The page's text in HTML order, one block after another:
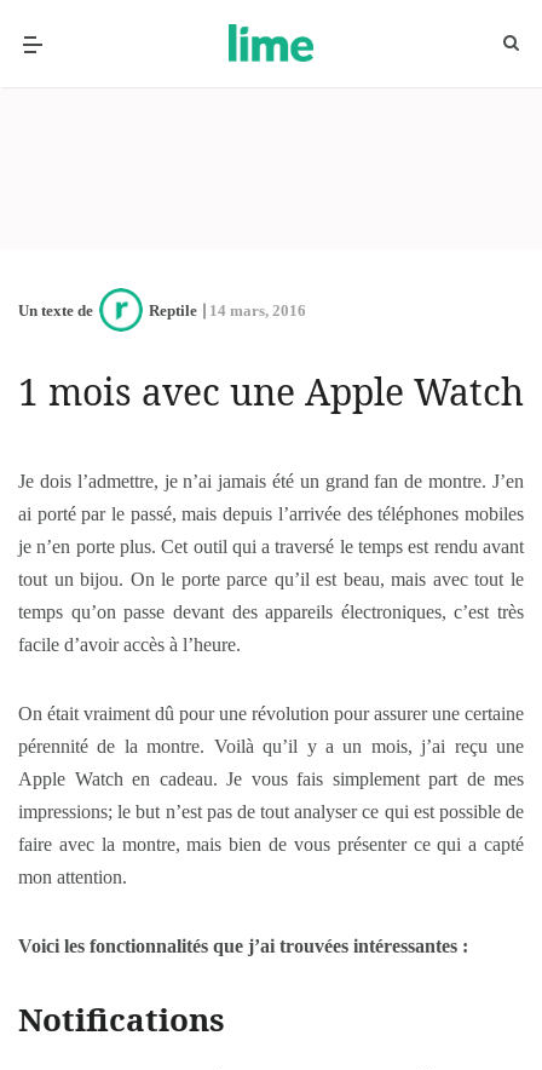
Un texte de Reptile 14 mars, 2016
1 mois avec une Apple Watch
Je dois l’admettre, je n’ai jamais été un grand fan de montre. J’en
ai porté par le passé, mais depuis l’arrivée des téléphones mobiles
je n’en porte plus. Cet outil qui a traversé le temps est rendu avant
tout un bijou. On le porte parce qu’il est beau, mais avec tout le
temps qu’on passe devant des appareils électroniques, c’est très
facile d’avoir accès à l’heure.
On était vraiment dû pour une révolution pour assurer une certaine
pérennité de la montre. Voilà qu’il y a un mois, j’ai reçu une
Apple Watch en cadeau. Je vous fais simplement part de mes
impressions; le but n’est pas de tout analyser ce qui est possible de
faire avec la montre, mais bien de vous présenter ce qui a capté
mon attention.
Voici les fonctionnalités que j’ai trouvées intéressantes :
Notifications